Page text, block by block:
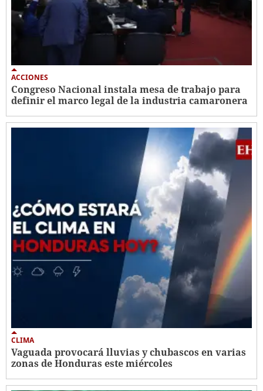
ACCIONES
Congreso Nacional instala mesa de trabajo para
definir el marco legal de la industria camaronera
CLIMA
Vaguada provocará lluvias y chubascos en varias
zonas de Honduras este miércoles